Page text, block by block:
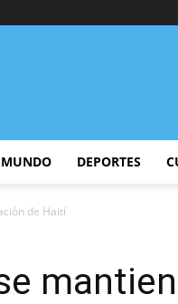
MUNDO DEPORTES
de Haití